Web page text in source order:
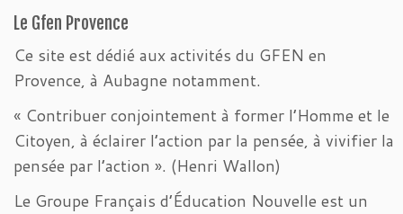
Le Gfen Provence
Ce site est dédié aux activités du GFEN en
Provence, à Aubagne notamment.
« Contribuer conjointement à former l’Homme et le
Citoyen, à éclairer l’action par la pensée, à vivifier la
pensée par l’action ». (Henri Wallon)
Le Groupe Français d’Éducation Nouvelle est un